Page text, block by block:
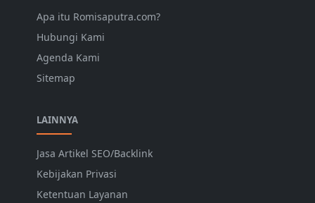
Apa itu Romisaputra.com?
Hubungi Kami
Agenda Kami
Sitemap
LAINNYA
Jasa Artikel SEO/Backlink
Kebijakan Privasi
Ketentuan Layanan